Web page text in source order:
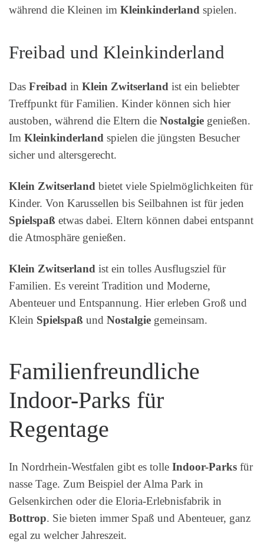
während die Kleinen im Kleinkinderland spielen.
Freibad und Kleinkinderland
Das Freibad in Klein Zwitserland ist ein beliebter
Treffpunkt für Familien. Kinder können sich hier
austoben, während die Eltern die Nostalgie genießen.
Im Kleinkinderland spielen die jüngsten Besucher
sicher und altersgerecht.
Klein Zwitserland bietet viele Spielmöglichkeiten für
Kinder. Von Karussellen bis Seilbahnen ist für jeden
Spielspaß etwas dabei. Eltern können dabei entspannt
die Atmosphäre genießen.
Klein Zwitserland ist ein tolles Ausflugsziel für
Familien. Es vereint Tradition und Moderne,
Abenteuer und Entspannung. Hier erleben Groß und
Klein Spielspaß und Nostalgie gemeinsam.
Familienfreundliche
Indoor-Parks für
Regentage
In Nordrhein-Westfalen gibt es tolle Indoor-Parks für
nasse Tage. Zum Beispiel der Alma Park in
Gelsenkirchen oder die Eloria-Erlebnisfabrik in
Bottrop. Sie bieten immer Spaß und Abenteuer, ganz
egal zu welcher Jahreszeit.